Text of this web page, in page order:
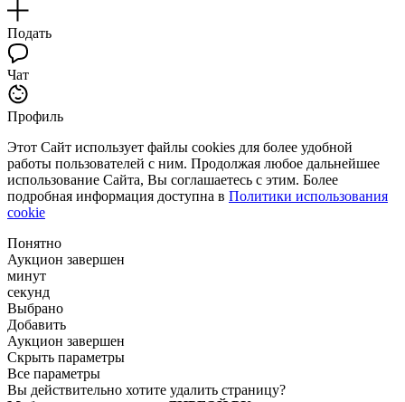
Подать
Чат
Профиль
Этот Сайт использует файлы cookies для более удобной
работы пользователей с ним. Продолжая любое дальнейшее
использование Сайта, Вы соглашаетесь с этим. Более
подробная информация доступна в Политики использования
cookie
Понятно
Аукцион завершен
минут
секунд
Выбрано
Добавить
Аукцион завершен
Скрыть параметры
Все параметры
Вы действительно хотите удалить страницу?